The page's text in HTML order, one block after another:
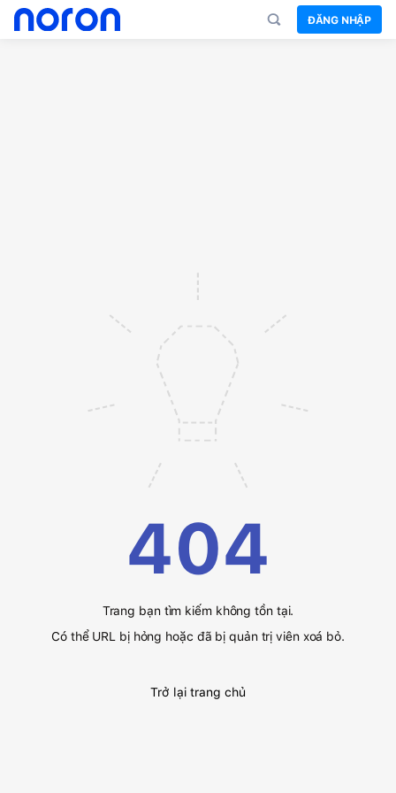
ĐĂNG NHẬP
404
Trang bạn tìm kiếm không tồn tại.
Có thể URL bị hỏng hoặc đã bị quản trị viên xoá bỏ.
Trở lại trang chủ